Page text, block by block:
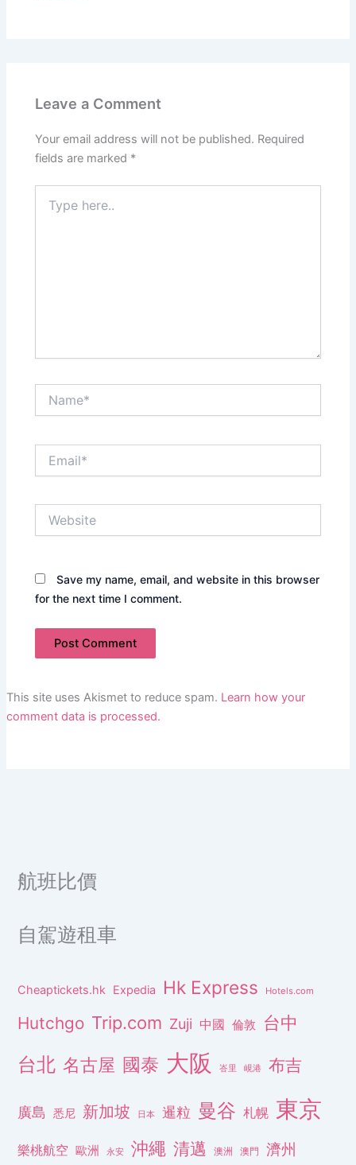
Leave a Comment
Your email address will not be published. Required
fields are marked *
here..
Save my name, email, and website in this browser
for the next time I comment.
This site uses Akismet to reduce spam. Learn how your
comment data is processed.
航班比價
自駕遊租車
Cheaptickets.hk Expedia Hk Express Hotels.com
Hutchgo Trip.com Zuji 中國 倫敦 台中
台北 名古屋 國泰 大阪 峇里 峴港 布吉
廣島 悉尼 新加坡 日本 暹粒 曼谷 札幌 東京
樂桃航空 歐洲 永安 沖繩 清邁 澳洲 澳門 濟州